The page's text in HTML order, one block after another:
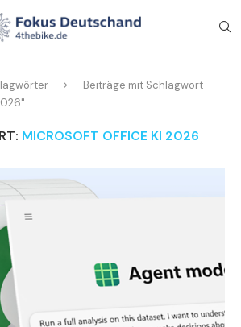
Beiträge mit Schlagwort
MICROSOFT OFFICE KI 2026